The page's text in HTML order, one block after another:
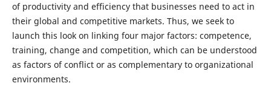
of productivity and efficiency that businesses need to act in
their global and competitive markets. Thus, we seek to
launch this look on linking four major factors: competence,
training, change and competition, which can be understood
as factors of conflict or as complementary to organizational
environments.